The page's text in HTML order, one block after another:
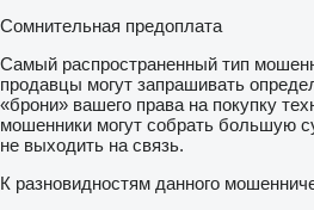
Сомнительная предоплата
Самый распространенный тип
продавцы могут запрашивать
«брони» вашего права на покупку
мошенники могут собрать большую
не выходить на связь.
К разновидностям данного